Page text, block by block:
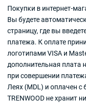
Покупки в интернет-
Вы будете
страницу, где вы
платежа. К оплате
логотипами VISA и
дополнительная плата
при совершении
Леях (MDL) и оплачен
TRENWOOD не хранит